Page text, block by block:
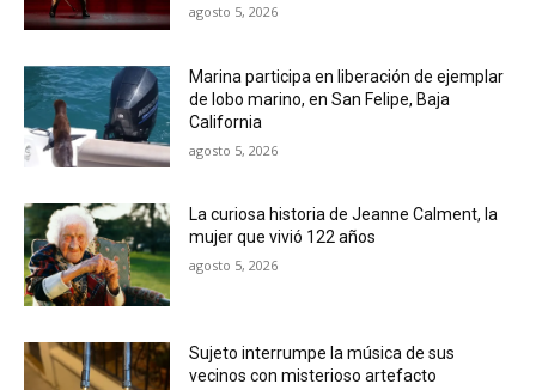
agosto 5, 2026
Marina participa en liberación de ejemplar
de lobo marino, en San Felipe, Baja
California
agosto 5, 2026
La curiosa historia de Jeanne Calment, la
mujer que vivió 122 años
agosto 5, 2026
Sujeto interrumpe la música de sus
vecinos con misterioso artefacto